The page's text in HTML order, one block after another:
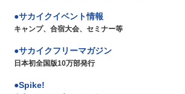
サカイクイベント情報
キャンプ、合宿大会、セミナー等
サカイクフリーマガジン
日本初全国版10万部発行
Spike!